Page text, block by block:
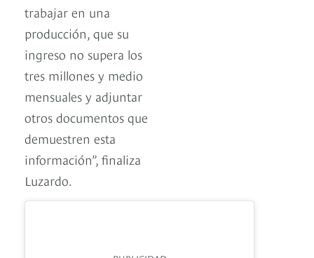
trabajar en una
producción, que su
ingreso no supera los
tres millones y medio
mensuales y adjuntar
otros documentos que
demuestren esta
información”, finaliza
Luzardo.